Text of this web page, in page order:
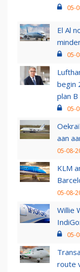
05-
El Al
05-
begin
plan B
05-
aan
05-08-
KLM
05-08-
Willie
05-
route